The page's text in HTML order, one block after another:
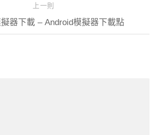
上一則
器下載 – Android模擬器下載點